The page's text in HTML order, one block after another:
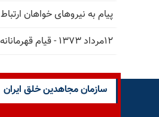
پیام به نیروهای خواهان ارتباط - ۱۲مرداد
۱۲مرداد ۱۳۷۳ - قیام قهرمانانه مردم قزوین
سازمان مجاهدین خلق ایران